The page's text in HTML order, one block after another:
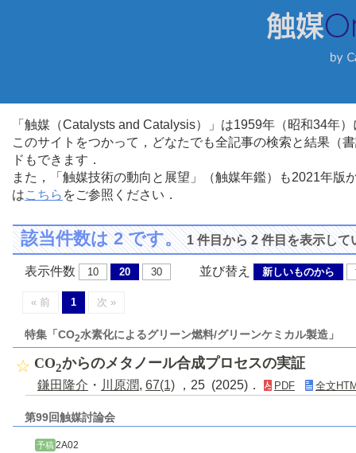
「触媒（Catalysts and Catalysis）」は1959年（昭和34年
このサイトをつかって，どなたでも全記事の検索と結果（
ドもできます．
また，「触媒技術の動向と展望」（触媒年鑑）も2021年
はこちら をご参照ください．
該当件数は 2 です。1 件目から 2 件目を表示して
表示件数 10 20 30 並び替え 新しいものから
« 前 1 次 »
特集「CO2水素化によるグリーン燃料/グリーンケミカル製造」
CO2からのメタノール合成プロセスの実証
鎌田隆介 ・ 川原潤, 67(1) ，25 (2025)． PDF 全文
第99回触媒討論会
予稿 2A02